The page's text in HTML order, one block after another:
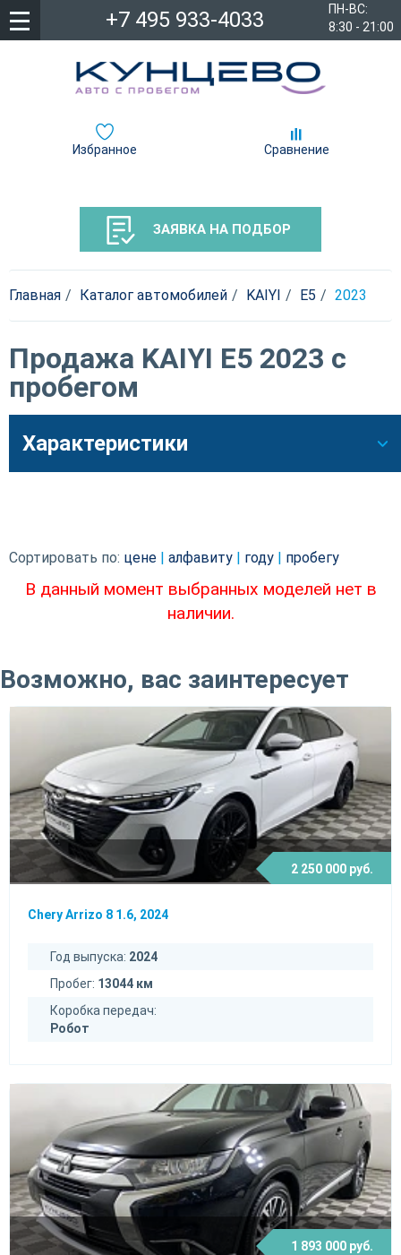
ПН-ВС:
8:30 - 21:00
+7 495 933-4033
Избранное Сравнение
ЗАЯВКА НА ПОДБОР
Главная Каталог автомобилей KAIYI E5 2023
Продажа KAIYI E5 2023 с
пробегом
Характеристики
Сортировать по: цене алфавиту году пробегу
В данный момент выбранных моделей нет в
наличии.
Возможно, вас заинтересует
2 250 000 руб.
Chery Arrizo 8 1.6, 2024
Год выпуска: 2024
Пробег: 13044 км
Коробка передач:
Робот
1 893 000 руб.